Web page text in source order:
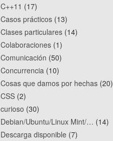
C++11 (17)
Casos prácticos (13)
Clases particulares (14)
Colaboraciones (1)
Comunicación (50)
Concurrencia (10)
Cosas que damos por hechas (20)
CSS (2)
curioso (30)
Debian/Ubuntu/Linux Mint/… (14)
Descarga disponible (7)